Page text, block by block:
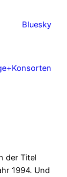
Bluesky
der Titel
1994. Und